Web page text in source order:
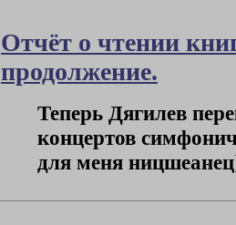
Отчёт о чтении
продолжение.
Теперь Дягилев
концертов
для меня